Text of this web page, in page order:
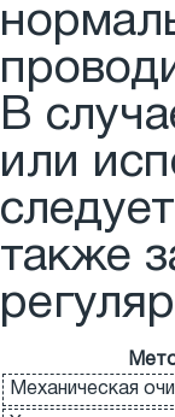
В
или
также
Механическая